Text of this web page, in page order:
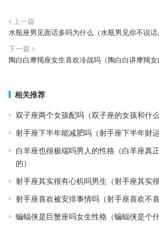
上一篇
水瓶座男见面话多吗为什么（水瓶男见你不说话
下一篇
陶白白摩羯座女生喜欢冷战吗（陶白白讲摩羯女
相关推荐
双子座两个女孩配吗（双子座的女孩和什么
射手座下半年能减肥吗（射手座下半年财运
白羊座也很极端吗男人的性格（白羊座真
的）
射手座其实很有心机吗男生（射手座其实
射手座喜欢被安排事情吗（射手座喜欢不喜
蝙蝠侠是巨蟹座吗女生性格（蝙蝠侠是个什